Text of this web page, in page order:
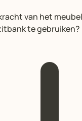
van het
te gebruiken?